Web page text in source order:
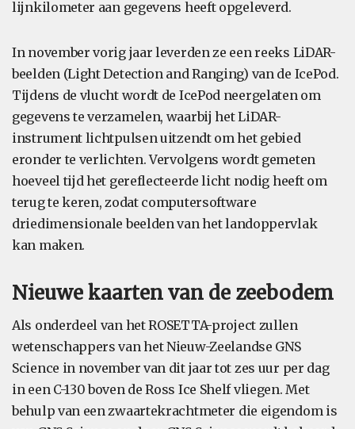
lijnkilometer aan gegevens heeft opgeleverd.
In november vorig jaar leverden ze een reeks LiDAR-
beelden (Light Detection and Ranging) van de IcePod.
Tijdens de vlucht wordt de IcePod neergelaten om
gegevens te verzamelen, waarbij het LiDAR-
instrument lichtpulsen uitzendt om het gebied
eronder te verlichten. Vervolgens wordt gemeten
hoeveel tijd het gereflecteerde licht nodig heeft om
terug te keren, zodat computersoftware
driedimensionale beelden van het landoppervlak
kan maken.
Nieuwe kaarten van de zeebodem
Als onderdeel van het ROSETTA-project zullen
wetenschappers van het Nieuw-Zeelandse GNS
Science in november van dit jaar tot zes uur per dag
in een C-130 boven de Ross Ice Shelf vliegen. Met
behulp van een zwaartekrachtmeter die eigendom is